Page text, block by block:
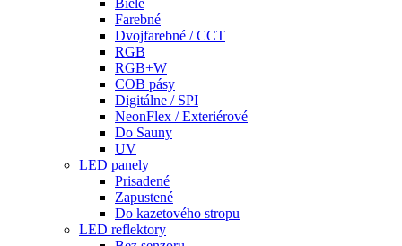
Biele
Farebné
Dvojfarebné / CCT
RGB
RGB+W
COB pásy
Digitálne / SPI
NeonFlex / Exteriérové
Do Sauny
UV
LED panely
Prisadené
Zapustené
Do kazetového stropu
LED reflektory